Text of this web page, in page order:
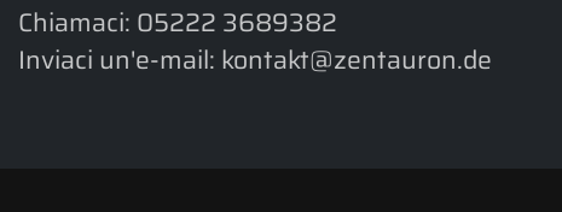
Chiamaci: 05222 3689382
Inviaci un'e-mail: kontakt@zentauron.de